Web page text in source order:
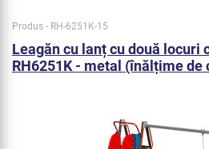
Produs - RH-6251K-15
Leagăn cu lanț cu două locuri
RH6251K - metal (înălțime de